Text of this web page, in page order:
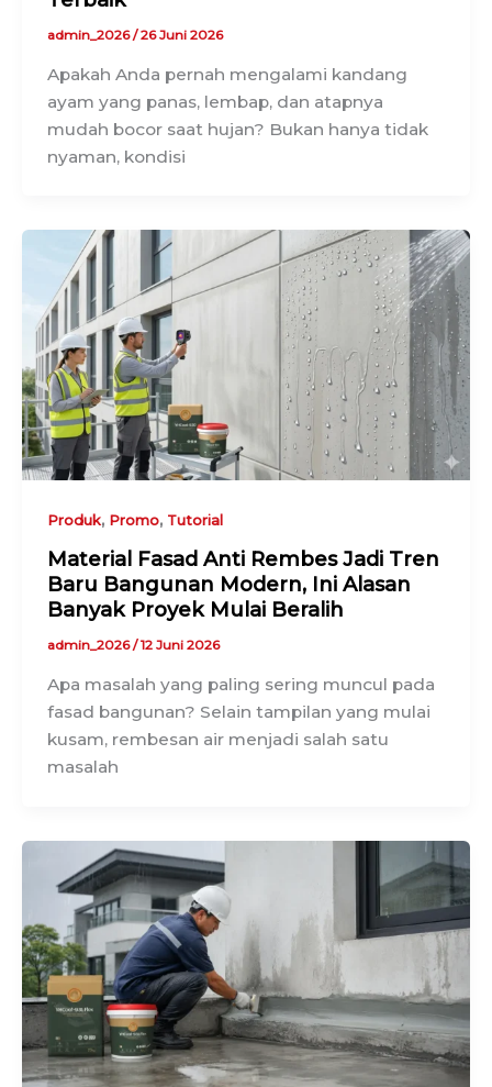
admin_2026/26 Juni 2026
Apakah Anda pernah mengalami kandang
ayam yang panas, lembap, dan atapnya
mudah bocor saat hujan? Bukan hanya tidak
nyaman, kondisi
Produk, Promo, Tutorial
Material Fasad Anti Rembes Jadi Tren
Baru Bangunan Modern, Ini Alasan
Banyak Proyek Mulai Beralih
admin_2026/12 Juni 2026
Apa masalah yang paling sering muncul pada
fasad bangunan? Selain tampilan yang mulai
kusam, rembesan air menjadi salah satu
masalah